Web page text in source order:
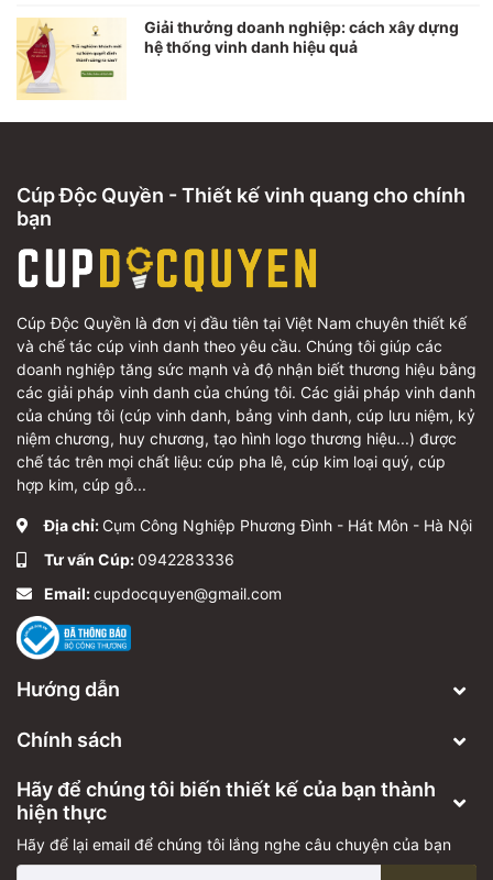
Giải thưởng doanh nghiệp: cách xây dựng
hệ thống vinh danh hiệu quả
Cúp Độc Quyền - Thiết kế vinh quang cho chính
bạn
Cúp Độc Quyền là đơn vị đầu tiên tại Việt Nam chuyên thiết kế
và chế tác cúp vinh danh theo yêu cầu. Chúng tôi giúp các
doanh nghiệp tăng sức mạnh và độ nhận biết thương hiệu bằng
các giải pháp vinh danh của chúng tôi. Các giải pháp vinh danh
của chúng tôi (cúp vinh danh, bảng vinh danh, cúp lưu niệm, kỷ
niệm chương, huy chương, tạo hình logo thương hiệu...) được
chế tác trên mọi chất liệu: cúp pha lê, cúp kim loại quý, cúp
hợp kim, cúp gỗ...
Địa chỉ: Cụm Công Nghiệp Phương Đình - Hát Môn - Hà Nội
Tư vấn Cúp:0942283336
Email:cupdocquyen@gmail.com
Hướng dẫn
Chính sách
Hãy để chúng tôi biến thiết kế của bạn thành
hiện thực
Hãy để lại email để chúng tôi lắng nghe câu chuyện của bạn